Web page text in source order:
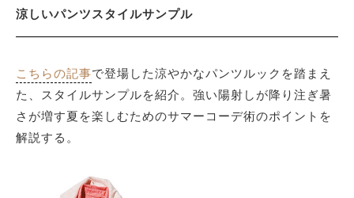
涼しいパンツスタイルサンプル
こちらの記事で登場した涼やかなパンツルックを踏まえ
た、スタイルサンプルを紹介。強い陽射しが降り注ぎ暑
さが増す夏を楽しむためのサマーコーデ術のポイントを
解説する。
サイトマップ